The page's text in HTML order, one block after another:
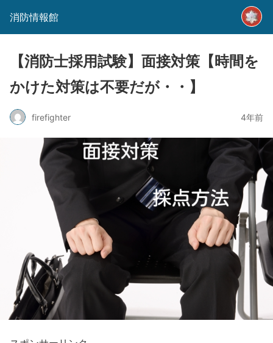
消防情報館
【消防士採用試験】面接対策【時間を
かけた対策は不要だが・・】
firefighter 4年前